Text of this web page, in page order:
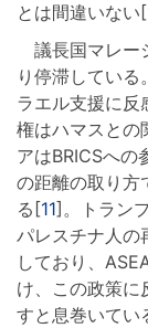
とは間違いない[
議長国マレー
り停滞してい
ラエル支援に反
権はハマスとの
アはBRICSへの
の距離の取り方
る[11]。トラン
パレスチナ人の
しており、
け、この政策に
すと息巻いてい